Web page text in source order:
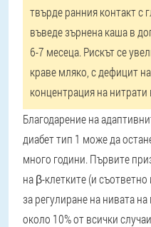
твърде ранния контакт с
въведе зърнена каша в
6-7 месеца. Рискът се
краве мляко, с дефицит
концентрация на нитрати
Благодарение на
диабет тип 1 може да
много години. Първите
на β-клетките (и
за регулиране на нивата
около 10% от всички